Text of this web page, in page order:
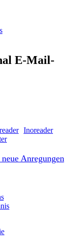
E-Mail-
Inoreader
Anregungen